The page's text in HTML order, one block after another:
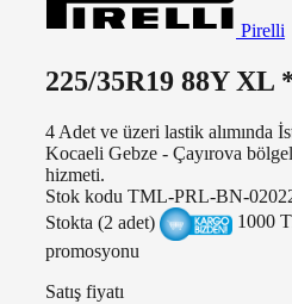
Pirelli
225/35R19 88Y XL
4 Adet ve üzeri lastik alımında
Kocaeli Gebze - Çayırova
hizmeti.
Stok kodu TML-PRL-BN-
Stokta (2 adet)
1000
promosyonu
Satış fiyatı